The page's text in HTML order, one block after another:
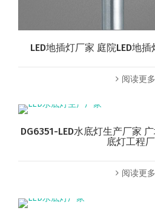
LED地插灯厂家 庭院LED地
阅读更多
DG6351-LED水底灯生产厂家
底灯工程
阅读更多